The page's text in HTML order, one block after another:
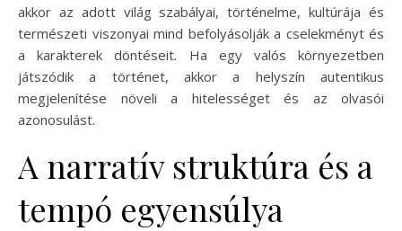
akkor az adott világ szabályai, történelme, kultúrája és
természeti viszonyai mind befolyásolják a cselekményt és
a karakterek döntéseit. Ha egy valós környezetben
játszódik a történet, akkor a helyszín autentikus
megjelenítése növeli a hitelességet és az olvasói
azonosulást.
A narratív struktúra és a
tempó egyensúlya